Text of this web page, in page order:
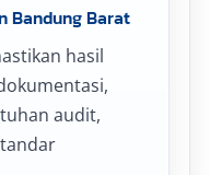
Bandung Barat
hasil
audit,